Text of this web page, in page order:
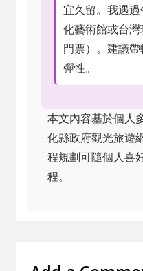
宜久留。我遇
化藝術館或台
門票）。建議
彈性。
本文內容基於個人
化縣政府觀光旅遊
程規劃可隨個人喜
程。